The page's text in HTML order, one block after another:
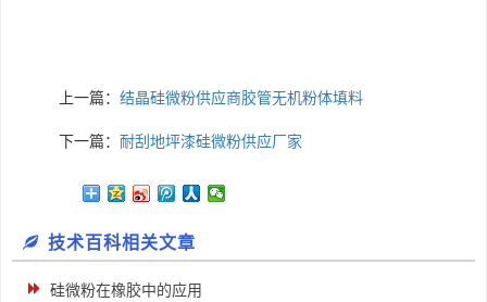
上一篇： ​结晶硅微粉供应商胶管无机粉体填料
下一篇： 耐刮地坪漆硅微粉供应厂家
技术百科相关文章
硅微粉在橡胶中的应用